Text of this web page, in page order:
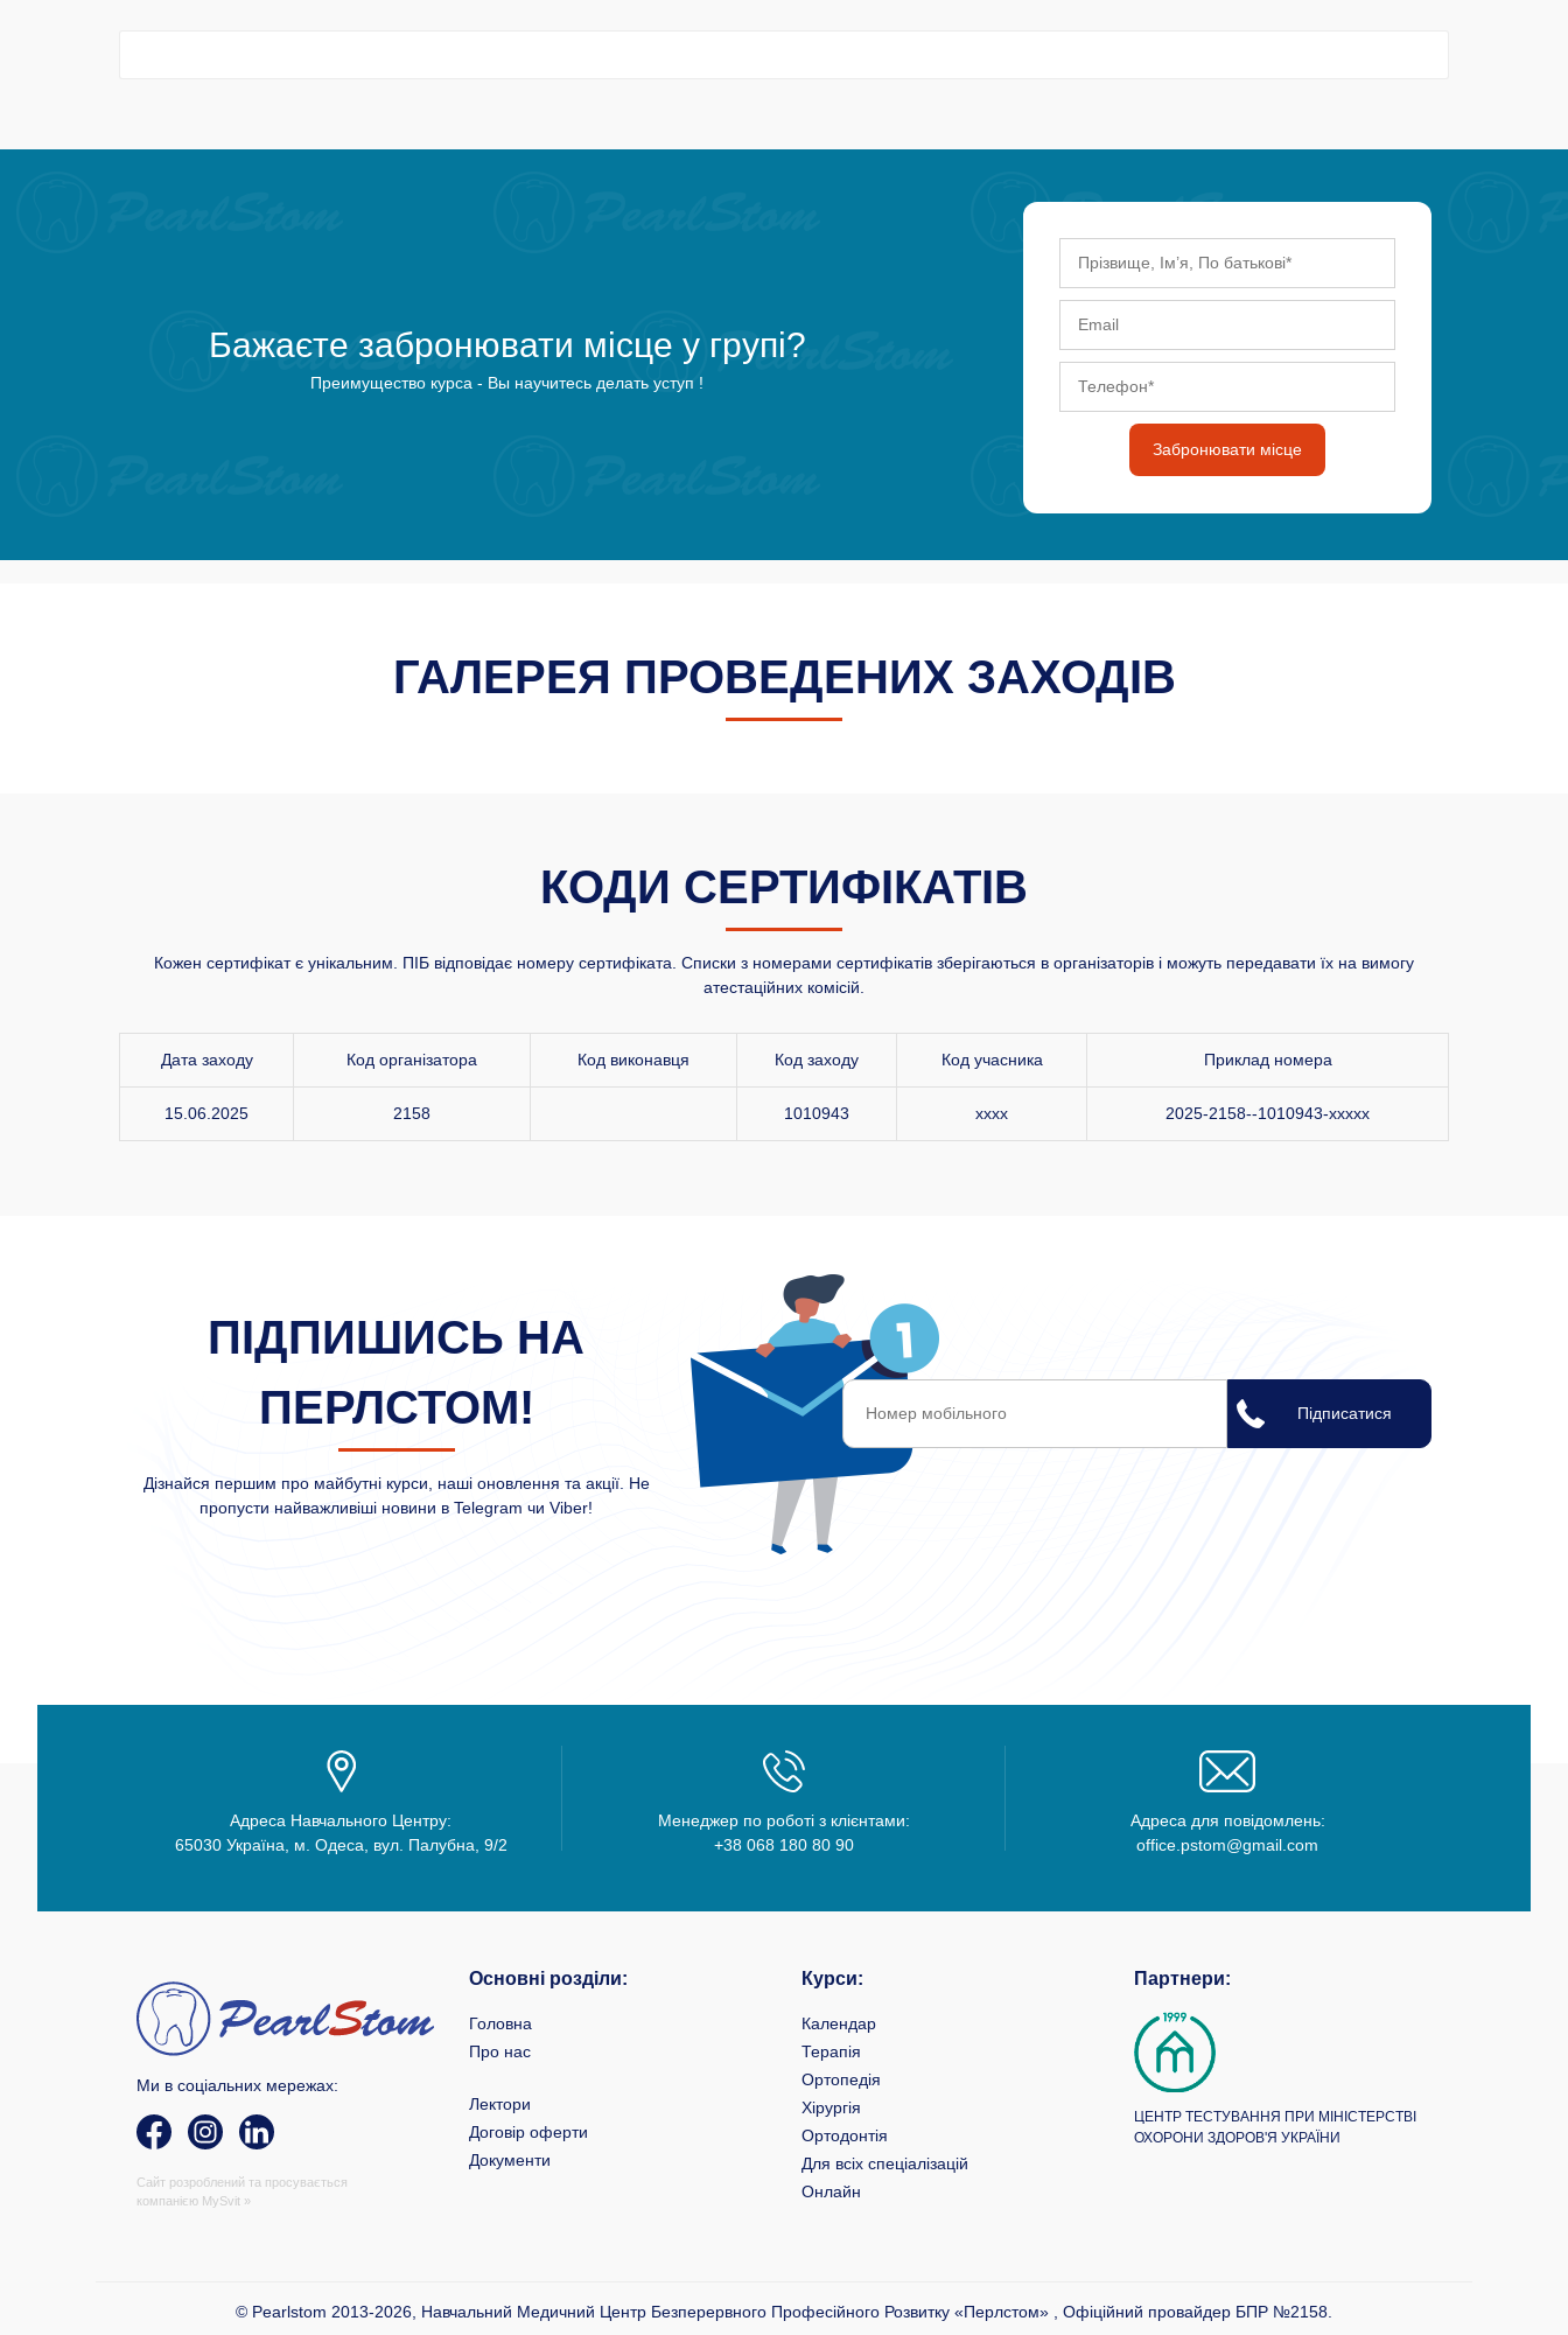
Бажаєте забронювати місце у групі?
Преимущество курса - Вы научитесь делать уступ !
Забронювати місце
ГАЛЕРЕЯ ПРОВЕДЕНИХ ЗАХОДІВ
КОДИ СЕРТИФІКАТІВ
Кожен сертифікат є унікальним. ПІБ відповідає номеру сертифіката. Списки з номерами сертифікатів зберігаються в організаторів і можуть передавати їх на вимогу
атестаційних комісій.
Дата заходу Код організатора Код виконавця Код заходу Код учасника Приклад номера
15.06.2025 2158 1010943 xxxx 2025-2158--1010943-xxxxx
ПІДПИШИСЬ НА
ПЕРЛСТОМ!
Дізнайся першим про майбутні курси, наші оновлення та акції. Не
пропусти найважливіші новини в Telegram чи Viber!
Адреса Навчального Центру:
65030 Україна, м. Одеса, вул. Палубна, 9/2
Менеджер по роботі з клієнтами:
+38 068 180 80 90
Адреса для повідомлень:
office.pstom@gmail.com
Ми в соціальних мережах:
Сайт розроблений та просувається
компанією MySvit »
Основні розділи:
Головна
Про нас
Лектори
Договір оферти
Документи
Курси:
Календар
Терапія
Ортопедія
Хірургія
Ортодонтія
Для всіх спеціалізацій
Онлайн
Партнери:
ЦЕНТР ТЕСТУВАННЯ ПРИ МІНІСТЕРСТВІ
ОХОРОНИ ЗДОРОВ'Я УКРАЇНИ
© Pearlstom 2013-2026, Навчальний Медичний Центр Безперервного Професійного Розвитку «Перлстом» , Офіційний провайдер БПР №2158.